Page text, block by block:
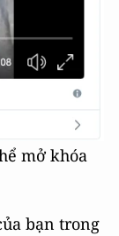
mở khóa
bạn trong